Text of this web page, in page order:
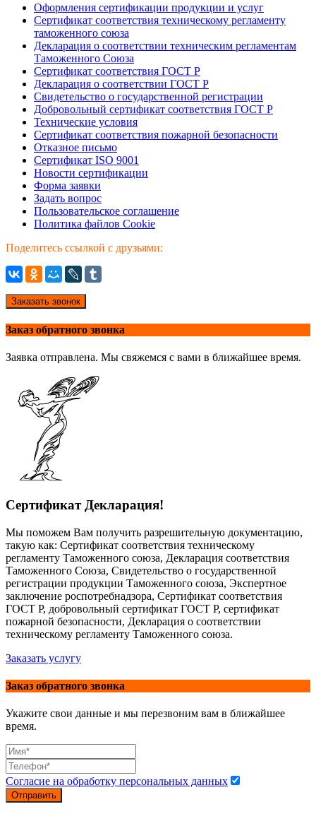
Оформления сертификации продукции и услуг
Сертификат соответствия техническому регламенту
таможенного союза
Декларация о соответствии техническим регламентам
Таможенного Союза
Сертификат соответствия ГОСТ Р
Декларация о соответствии ГОСТ Р
Свидетельство о государственной регистрации
Добровольный сертификат соответствия ГОСТ Р
Технические условия
Сертификат соответствия пожарной безопасности
Отказное письмо
Сертификат ISO 9001
Новости сертификации
Форма заявки
Задать вопрос
Пользовательское соглашение
Политика файлов Cookie
Поделитесь ссылкой с друзьями:
Заказать звонок
Заказ обратного звонка
Заявка отправлена. Мы свяжемся с вами в ближайшее время.
Сертификат Декларация!
Мы поможем Вам получить разрешительную документацию,
такую как: Сертификат соответствия техническому
регламенту Таможенного союза, Декларация соответствия
Таможенного Союза, Свидетельство о государственной
регистрации продукции Таможенного союза, Экспертное
заключение роспотребнадзора, Сертификат соответствия
ГОСТ Р, добровольный сертификат ГОСТ Р, сертификат
пожарной безопасности, Декларация о соответствии
техническому регламенту Таможенного союза.
Заказать услугу
Заказ обратного звонка
Укажите свои данные и мы перезвоним вам в ближайшее
время.
Согласие на обработку персональных данных
Отправить